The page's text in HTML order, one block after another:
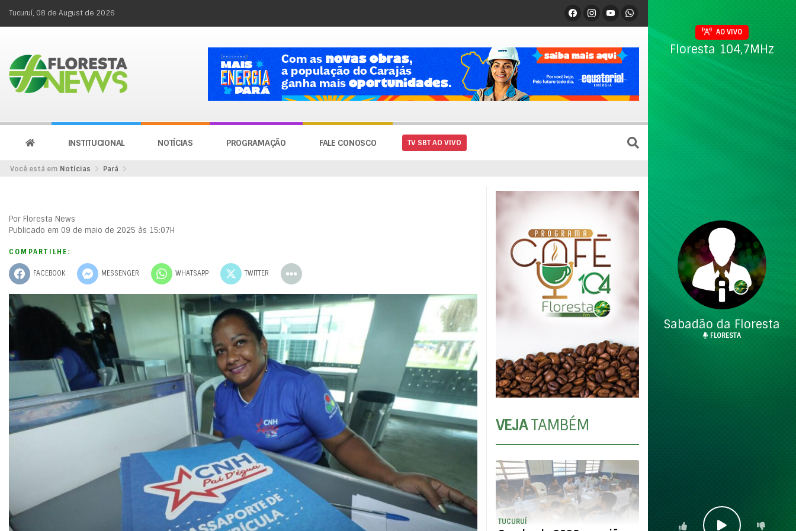
Tucuruí, 08 de August de 2026
INSTITUCIONAL NOTÍCIAS PROGRAMAÇÃO FALE CONOSCO TV SBT AO VIVO
Você está em Notícias Pará
Por Floresta News
Publicado em 09 de maio de 2025 às 15:07H
COMPARTILHE:
FACEBOOK MESSENGER WHATSAPP TWITTER
VEJATAMBÉM
TUCURUÍ
AO VIVO
Floresta 104,7MHz
Sabadão da Floresta
FLORESTA